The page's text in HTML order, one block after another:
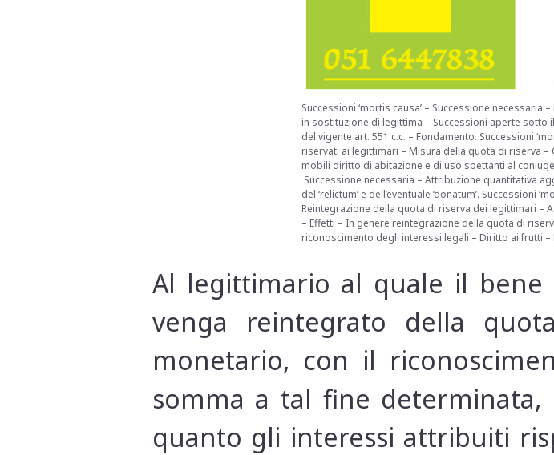
Successioni ‘mortis causa’ – Successione
in sostituzione di legittima – Successioni aperte sotto
del vigente art. 551 c.c. – Fondamento. Successioni
riservati ai legittimari – Misura della quota di riserva
mobili diritto di abitazione e di uso spettanti al coniuge
Successione necessaria – Attribuzione quantitativa
del ‘relictum’ e dell’eventuale ‘donatum’. Successioni
Reintegrazione della quota di riserva dei legittimari –
– Effetti – In genere reintegrazione della quota di
riconoscimento degli interessi legali – Diritto ai frutti –
Al legittimario al quale il bene
venga reintegrato della
monetario, con il
somma a tal fine
quanto gli interessi attribuiti